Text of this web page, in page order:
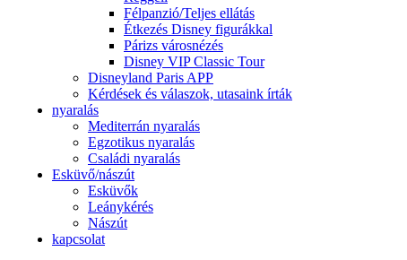
Félpanzió/Teljes ellátás
Étkezés Disney figurákkal
Párizs városnézés
Disney VIP Classic Tour
Disneyland Paris APP
Kérdések és válaszok, utasaink írták
nyaralás
Mediterrán nyaralás
Egzotikus nyaralás
Családi nyaralás
Esküvő/nászút
Esküvők
Leánykérés
Nászút
kapcsolat